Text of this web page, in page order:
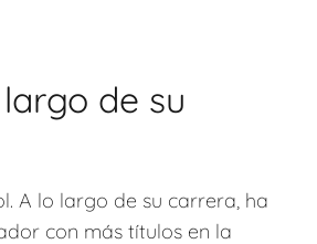
de su
A lo largo de su carrera, ha
con más títulos en la